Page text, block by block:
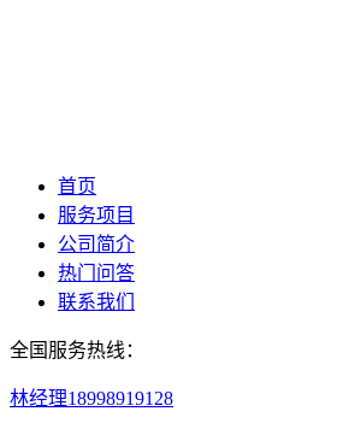
首页
服务项目
公司简介
热门问答
联系我们
全国服务热线：
林经理18998919128